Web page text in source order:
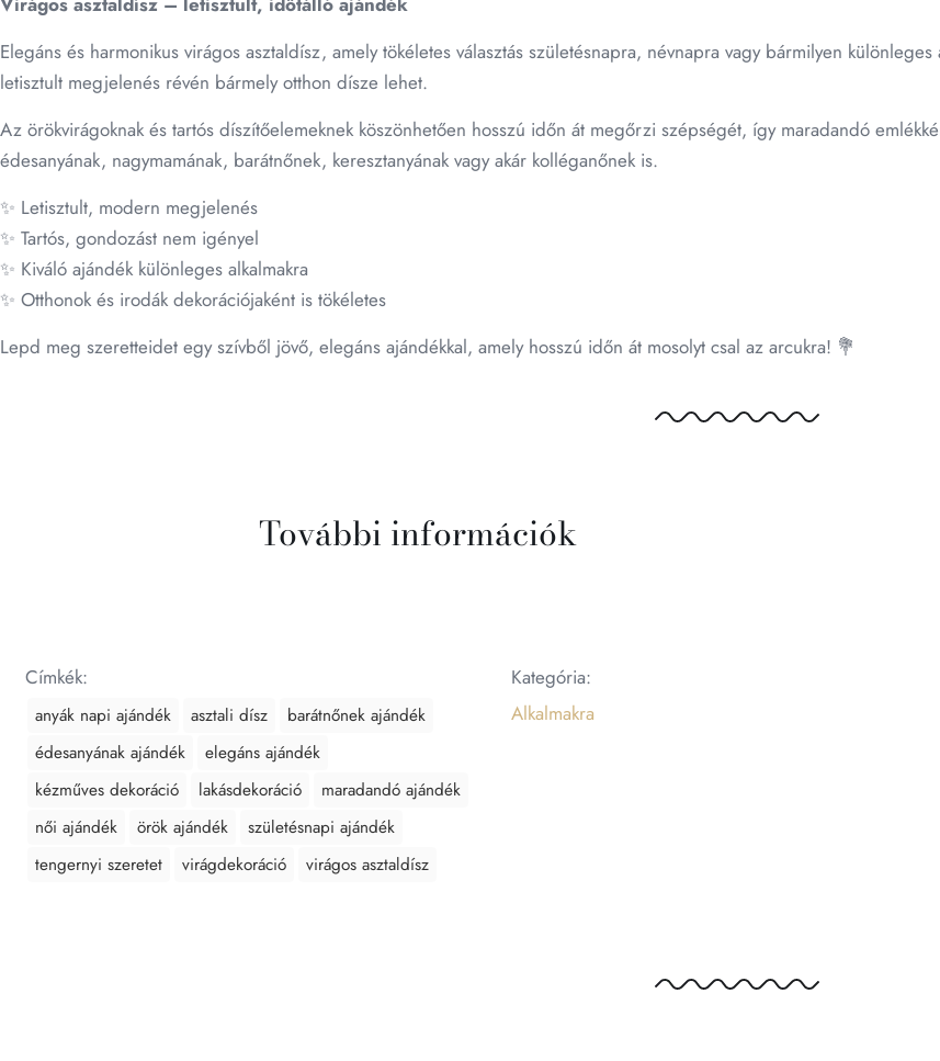
Elegáns és harmonikus virágos asztaldísz, amely tökéletes választás születésnapra, névnapra vagy bármilyen
letisztult megjelenés révén bármely otthon dísze lehet.
Az örökvirágoknak és tartós díszítőelemeknek köszönhetően hosszú időn át megőrzi szépségét, így maradandó
édesanyának, nagymamának, barátnőnek, keresztanyának vagy akár kolléganőnek is.
✨ Letisztult, modern megjelenés
✨ Tartós, gondozást nem igényel
✨ Kiváló ajándék különleges alkalmakra
✨ Otthonok és irodák dekorációjaként is tökéletes
Lepd meg szeretteidet egy szívből jövő, elegáns ajándékkal, amely hosszú időn át mosolyt csal az arcukra! 💐
További információk
Címkék:
anyák napi ajándék asztali dísz
barátnőnek ajándék
édesanyának ajándék
elegáns ajándék
kézműves dekoráció
lakásdekoráció
maradandó ajándék
női ajándék
örök ajándék
születésnapi ajándék
tengernyi szeretet
virágdekoráció virágos asztaldísz
Kategória:
Alkalmakra